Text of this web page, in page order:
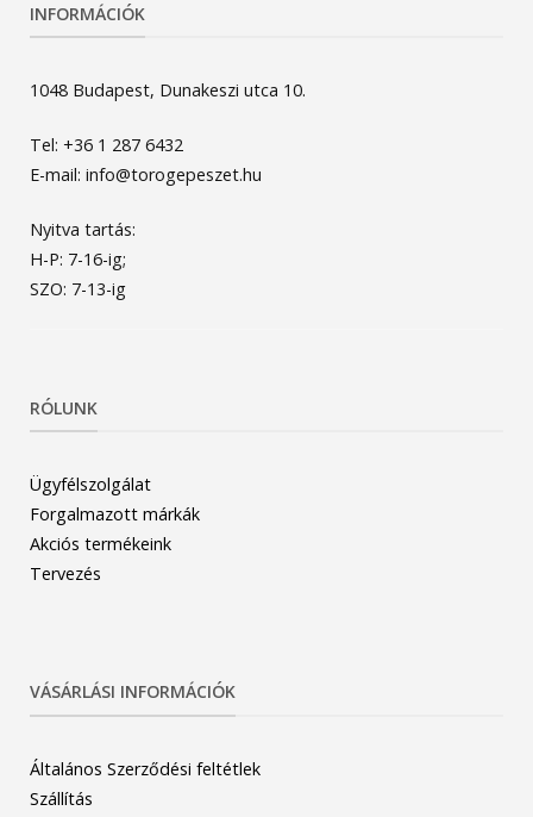
INFORMÁCIÓK
1048 Budapest, Dunakeszi utca 10.
Tel: +36 1 287 6432
E-mail: info@torogepeszet.hu
Nyitva tartás:
H-P: 7-16-ig;
SZO: 7-13-ig
RÓLUNK
Ügyfélszolgálat
Forgalmazott márkák
Akciós termékeink
Tervezés
VÁSÁRLÁSI INFORMÁCIÓK
Általános Szerződési feltétlek
Szállítás